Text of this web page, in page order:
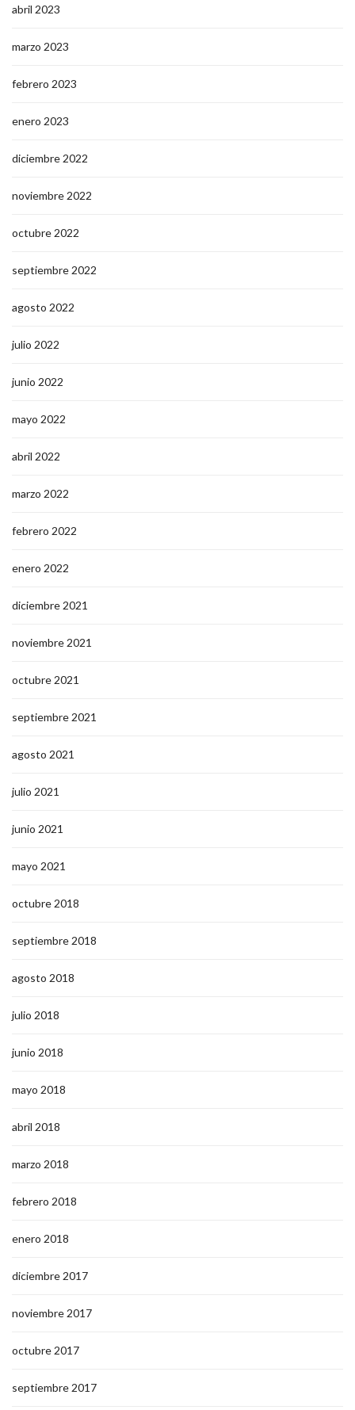
abril 2023
marzo 2023
febrero 2023
enero 2023
diciembre 2022
noviembre 2022
octubre 2022
septiembre 2022
agosto 2022
julio 2022
junio 2022
mayo 2022
abril 2022
marzo 2022
febrero 2022
enero 2022
diciembre 2021
noviembre 2021
octubre 2021
septiembre 2021
agosto 2021
julio 2021
junio 2021
mayo 2021
octubre 2018
septiembre 2018
agosto 2018
julio 2018
junio 2018
mayo 2018
abril 2018
marzo 2018
febrero 2018
enero 2018
diciembre 2017
noviembre 2017
octubre 2017
septiembre 2017